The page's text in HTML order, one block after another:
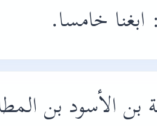
خامسا.
بن الأسود بن